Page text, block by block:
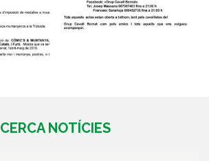
CERCA NOTÍCIES